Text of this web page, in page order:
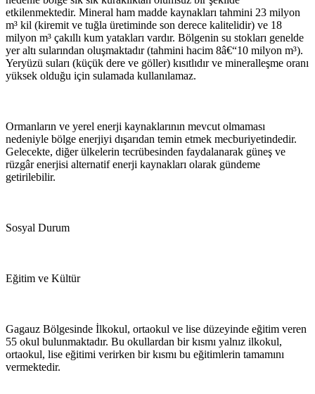
etkilenmektedir. Mineral ham madde kaynakları tahmini 23 milyon
m³ kil (kiremit ve tuğla üretiminde son derece kalitelidir) ve 18
milyon m³ çakıllı kum yatakları vardır. Bölgenin su stokları genelde
yer altı sularından oluşmaktadır (tahmini hacim 8â€“10 milyon m³).
Yeryüzü suları (küçük dere ve göller) kısıtlıdır ve mineralleşme oranı
yüksek olduğu için sulamada kullanılamaz.
Ormanların ve yerel enerji kaynaklarının mevcut olmaması
nedeniyle bölge enerjiyi dışarıdan temin etmek mecburiyetindedir.
Gelecekte, diğer ülkelerin tecrübesinden faydalanarak güneş ve
rüzgâr enerjisi alternatif enerji kaynakları olarak gündeme
getirilebilir.
Sosyal Durum
Eğitim ve Kültür
Gagauz Bölgesinde İlkokul, ortaokul ve lise düzeyinde eğitim veren
55 okul bulunmaktadır. Bu okullardan bir kısmı yalnız ilkokul,
ortaokul, lise eğitimi verirken bir kısmı bu eğitimlerin tamamını
vermektedir.